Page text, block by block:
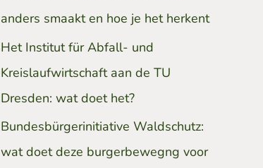
anders smaakt en hoe je het herkent
Het Institut für Abfall- und
Kreislaufwirtschaft aan de TU
Dresden: wat doet het?
Bundesbürgerinitiative Waldschutz:
wat doet deze burgerbewegng voor